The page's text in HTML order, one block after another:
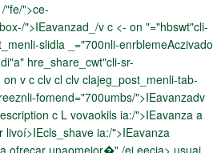
"fe/">ce-
">IEavanzad_/v c <- on "="hbswt"cli-
slidla _="700nli-enrblemeAczivado
hre_share_cwt"cli-sr-
v c clv cl clv clajeg_post_menli-tab-
fomend="700umbs/">IEavanzadv
c L vovaokils ia:/">IEavanza a
livoí>IEcls_shave ia:/">IEavanza